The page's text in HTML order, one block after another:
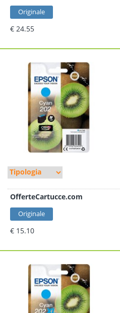
Originale
€ 24.55
OfferteCartucce.com
Originale
€ 15.10